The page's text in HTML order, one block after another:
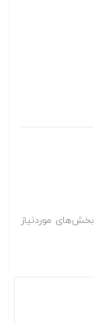
بخش‌های موردنیاز